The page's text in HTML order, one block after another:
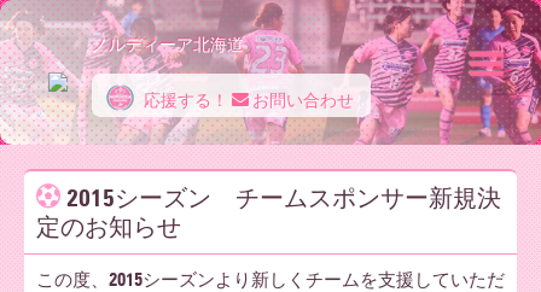
ノ
ル
ノルディーア北海道
応援する！ お問い合わせ
2015シーズン チームスポンサー新規決
定のお知らせ
この度、2015シーズンより新しくチームを支援していただ